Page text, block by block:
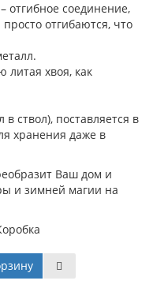
отгибное соединение,
отгибаются, что
литая хвоя, как
в ствол), поставляется в
хранения даже в
Ваш дом и
и зимней магии на